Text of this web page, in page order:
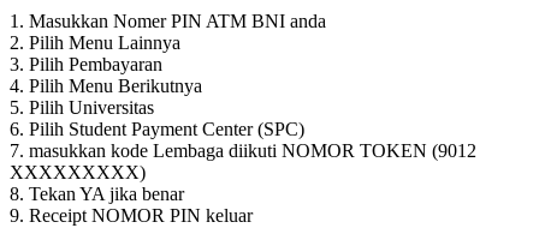
1. Masukkan Nomer PIN ATM BNI anda
2. Pilih Menu Lainnya
3. Pilih Pembayaran
4. Pilih Menu Berikutnya
5. Pilih Universitas
6. Pilih Student Payment Center (SPC)
7. masukkan kode Lembaga diikuti NOMOR TOKEN (9012
XXXXXXXXX)
8. Tekan YA jika benar
9. Receipt NOMOR PIN keluar